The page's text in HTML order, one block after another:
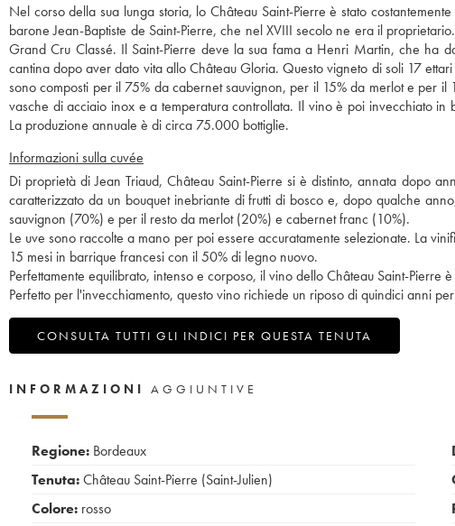
Nel corso della sua lunga storia, lo Château Saint-Pierre è stato
barone Jean-Baptiste de Saint-Pierre, che nel XVIII secolo ne era il
Grand Cru Classé. Il Saint-Pierre deve la sua fama a Henri Martin, che ha
cantina dopo aver dato vita allo Château Gloria. Questo vigneto di soli 17
sono composti per il 75% da cabernet sauvignon, per il 15% da merlot e per
vasche di acciaio inox e a temperatura controllata. Il vino è poi invecchiato
La produzione annuale è di circa 75.000 bottiglie.
Informazioni sulla cuvée
Di proprietà di Jean Triaud, Château Saint-Pierre si è distinto, annata dopo
caratterizzato da un bouquet inebriante di frutti di bosco e, dopo qualche
sauvignon (70%) e per il resto da merlot (20%) e cabernet franc (10%).
Le uve sono raccolte a mano per poi essere accuratamente selezionate. La
15 mesi in barrique francesi con il 50% di legno nuovo.
Perfettamente equilibrato, intenso e corposo, il vino dello Château Saint-Pierre
Perfetto per l'invecchiamento, questo vino richiede un riposo di quindici anni
CONSULTA TUTTI GLI INDICI PER QUESTA TENUTA
INFORMAZIONI AGGIUNTIVE
Regione: Bordeaux
Tenuta:Château Saint-Pierre (Saint-Julien)
Colore: rosso